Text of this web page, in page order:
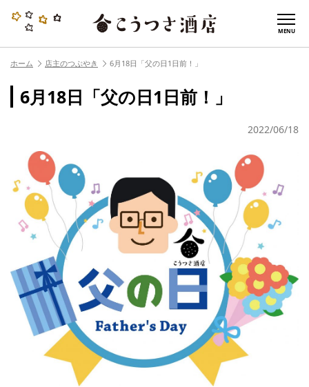
MENU
ホーム 店主のつぶやき 6月18日「父の日1日前！」
6月18日「父の日1日前！」
2022/06/18